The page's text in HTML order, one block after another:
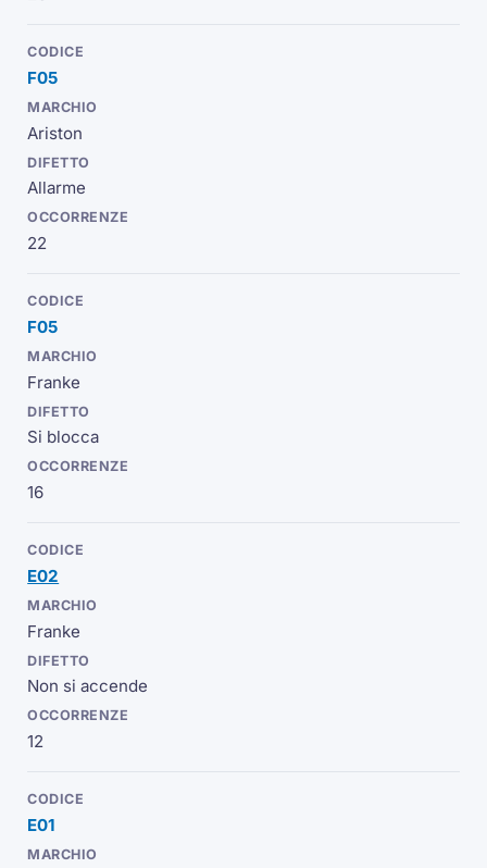
F05
Ariston
Allarme
22
F05
Franke
Si blocca
16
E02
Franke
Non si accende
12
E01